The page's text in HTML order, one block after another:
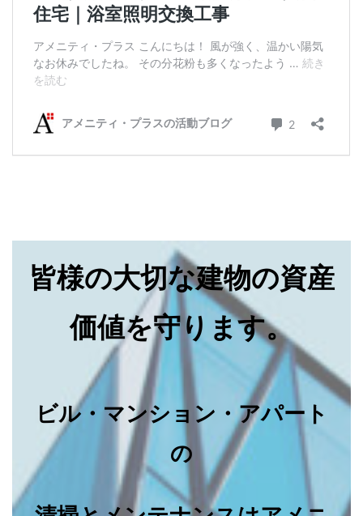
皆様の大切な建物の資産
価値を守ります。
ビル・マンション・アパート
の